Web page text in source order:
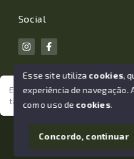
Estamos aqui para te ajudar.
tão importante da sua vida?
Social
© Copyright 2026 - João
SITE PARA IMOBILIARIA
Esse site utiliza cookies,
experiência de navegação.
com o uso de cookies.
Concordo, continuar